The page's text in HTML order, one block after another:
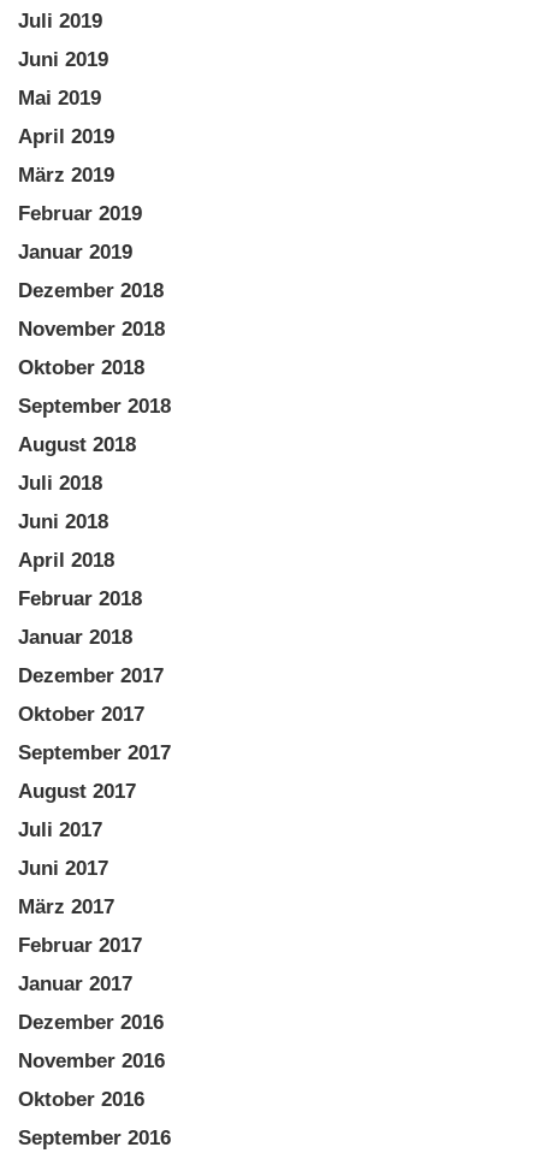
Juli 2019
Juni 2019
Mai 2019
April 2019
März 2019
Februar 2019
Januar 2019
Dezember 2018
November 2018
Oktober 2018
September 2018
August 2018
Juli 2018
Juni 2018
April 2018
Februar 2018
Januar 2018
Dezember 2017
Oktober 2017
September 2017
August 2017
Juli 2017
Juni 2017
März 2017
Februar 2017
Januar 2017
Dezember 2016
November 2016
Oktober 2016
September 2016